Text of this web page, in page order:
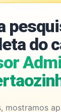
do
mostramos